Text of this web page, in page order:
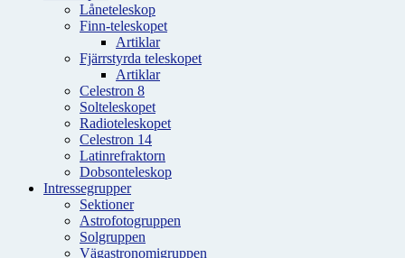
Låneteleskop
Finn-teleskopet
Artiklar
Fjärrstyrda teleskopet
Artiklar
Celestron 8
Solteleskopet
Radioteleskopet
Celestron 14
Latinrefraktorn
Dobsonteleskop
Intressegrupper
Sektioner
Astrofotogruppen
Solgruppen
Vägastronomigruppen